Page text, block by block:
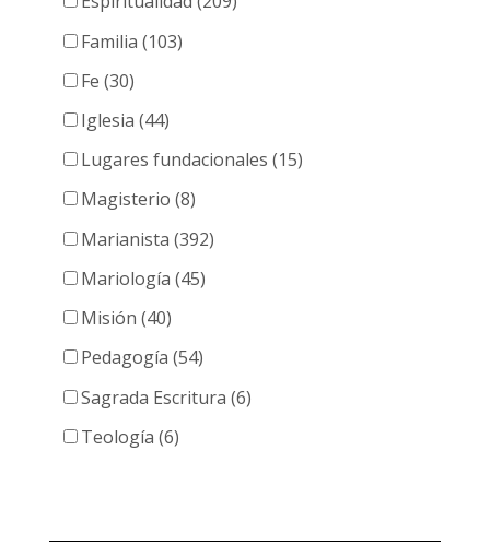
Familia (103)
Fe (30)
Iglesia (44)
Lugares fundacionales (15)
Magisterio (8)
Marianista (392)
Mariología (45)
Misión (40)
Pedagogía (54)
Sagrada Escritura (6)
Teología (6)